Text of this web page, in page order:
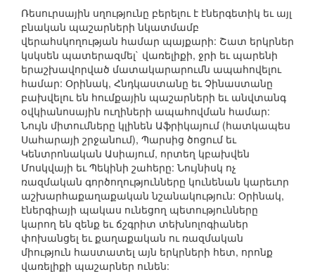
Ռեսուրսային սղությունը բերելու է էներգետիկ եւ այլ
բնական պաշարների նկատմամբ
վերահսկողության համար պայքարի: Շատ երկրներ
կսկսեն պատերազմել` վառելիքի, ջրի եւ պարենի
երաշխավորված մատակարարումն ապահովելու
համար: Օրինակ, Հնդկաստանը եւ Չինաստանը
բախվելու են հումքային պաշարների եւ անվտանգ
օվկիանոսային ուղիների ապահովման համար:
Նույն միտումները կլինեն Աֆրիկայում (հատկապես
Սահարայի շրջանում), Պարսից ծոցում եւ
Կենտրոնական Ասիայում, որտեղ կբախվեն
Մոսկվայի եւ Պեկինի շահերը: Նույնիսկ ոչ
ռազմական գործողությունները կունենան կարեւոր
աշխարհաքաղաքական նշանակություն: Օրինակ,
էներգիայի պակաս ունեցող պետությունները
կարող են զենք եւ ճշգրիտ տեխնոլոգիաներ
փոխանցել եւ քաղաքական ու ռազմական
միություն հաստատել այն երկրների հետ, որոնք
վառելիքի պաշարներ ունեն: